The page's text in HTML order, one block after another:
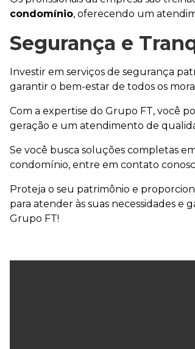
condomínio, oferecendo um
Segurança e
Investir em serviços de segurança
garantir o bem-estar de todos os
Com a expertise do Grupo FT, você
geração e um atendimento de
Se você busca soluções completas
condomínio, entre em contato
Proteja o seu patrimônio e
para atender às suas necessidades e
Grupo FT!